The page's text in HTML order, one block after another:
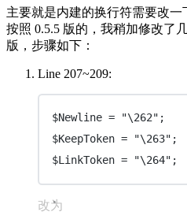
主要就是内建的换行符需要改一
按照 0.5.5 版的，我稍加修改了
版，步骤如下：
Line 207~209:
$Newline = "\262";
$KeepToken = "\263";
$LinkToken = "\264";
改为